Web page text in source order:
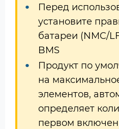
Перед
установите
батареи (NMC/
BMS
Продукт по
на
элементов,
определяет
первом